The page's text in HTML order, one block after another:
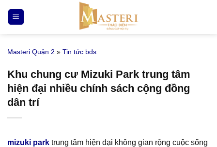
qua
nội
Masteri Quận 2 » Tin tức bds
Khu chung cư Mizuki Park trung tâm
hiện đại nhiều chính sách cộng đồng
dân trí
mizuki park trung tâm hiện đại không gian rộng cuộc sống